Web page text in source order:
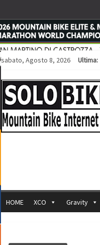
sabato, Agosto 8, 2026 Ultima:
HOME XCO Gravity